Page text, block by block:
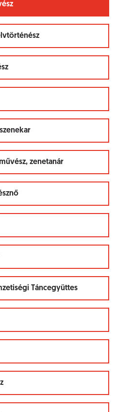
zenetanár
Táncegyüttes